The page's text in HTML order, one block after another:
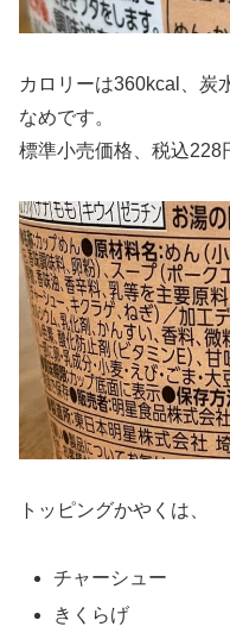
カロリーは360kcal、炭
なめです。
標準小売価格、税込228
トッピングかやくは、
チャーシュー
きくらげ